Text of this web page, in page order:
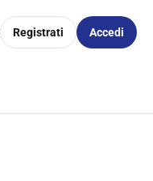
Registrati Accedi